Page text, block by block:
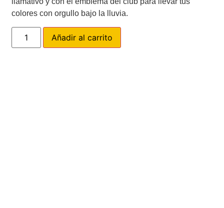
colores con orgullo bajo la lluvia.
Añadir al carrito